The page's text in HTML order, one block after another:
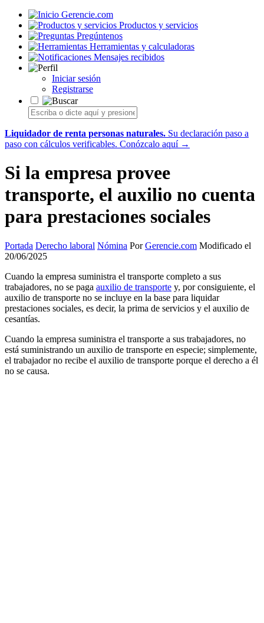
Gerencie.com
Productos y servicios
Pregúntenos
Herramientas y calculadoras
Mensajes recibidos
Iniciar sesión
Registrarse
Liquidador de renta personas naturales. Su declaración paso a
paso con cálculos verificables. Conózcalo aquí →
Si la empresa provee
transporte, el auxilio no cuenta
para prestaciones sociales
Portada Derecho laboral Nómina PorGerencie.com Modificado el
20/06/2025
Cuando la empresa suministra el transporte completo a sus
trabajadores, no se paga auxilio de transporte y, por consiguiente, el
auxilio de transporte no se incluye en la base para liquidar
prestaciones sociales, es decir, la prima de servicios y el auxilio de
cesantías.
Cuando la empresa suministra el transporte a sus trabajadores, no
está suministrando un auxilio de transporte en especie; simplemente,
el trabajador no recibe el auxilio de transporte porque el derecho a él
no se causa.